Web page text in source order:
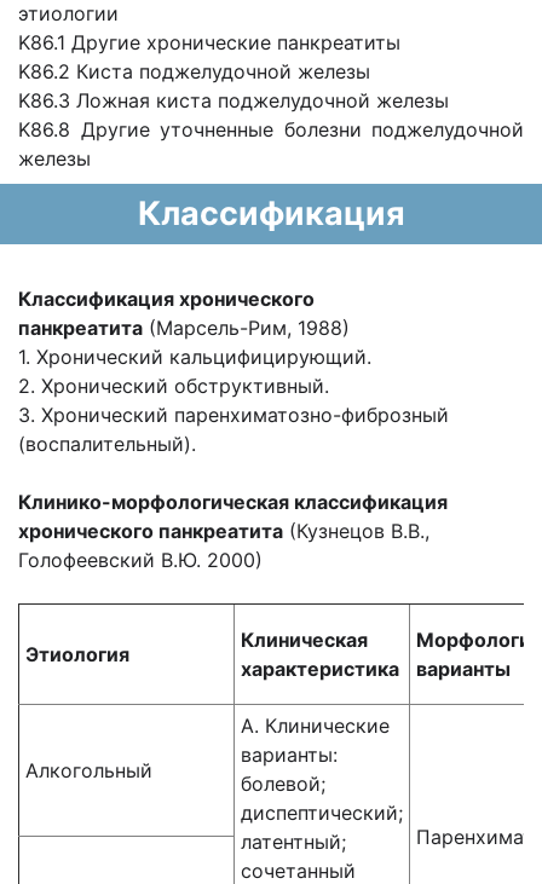
этиологии
K86.1 Другие хронические панкреатиты
K86.2 Киста поджелудочной железы
K86.3 Ложная киста поджелудочной железы
K86.8 Другие уточненные болезни поджелудочной
железы
Классификация
Классификация хронического
панкреатита (Марсель-Рим, 1988)
1. Хронический кальцифицирующий.
2. Хронический обструктивный.
3. Хронический паренхиматозно-фиброзный
(воспалительный).
Клинико-морфологическая классификация
хронического панкреатита (Кузнецов В.В.,
Голофеевский В.Ю. 2000)
Этиология
Клиническая
характеристика
варианты
Алкогольный
А. Клинические
варианты:
болевой;
диспептический;
латентный;
сочетанный